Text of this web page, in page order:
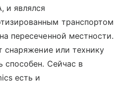
и являлся
транспортом
пересеченной местности.
снаряжение или технику
способен. Сейчас в
есть и